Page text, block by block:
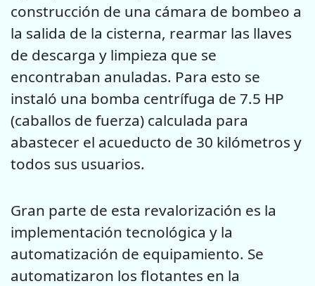
construcción de una cámara de bombeo a
la salida de la cisterna, rearmar las llaves
de descarga y limpieza que se
encontraban anuladas. Para esto se
instaló una bomba centrífuga de 7.5 HP
(caballos de fuerza) calculada para
abastecer el acueducto de 30 kilómetros y
todos sus usuarios.
Gran parte de esta revalorización es la
implementación tecnológica y la
automatización de equipamiento. Se
automatizaron los flotantes en la